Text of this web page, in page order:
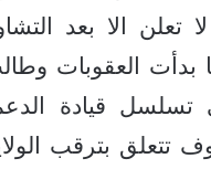
لا تعلن الا بعد
بدأت العقوبات
تسلسل قيادة
تتعلق بترقب